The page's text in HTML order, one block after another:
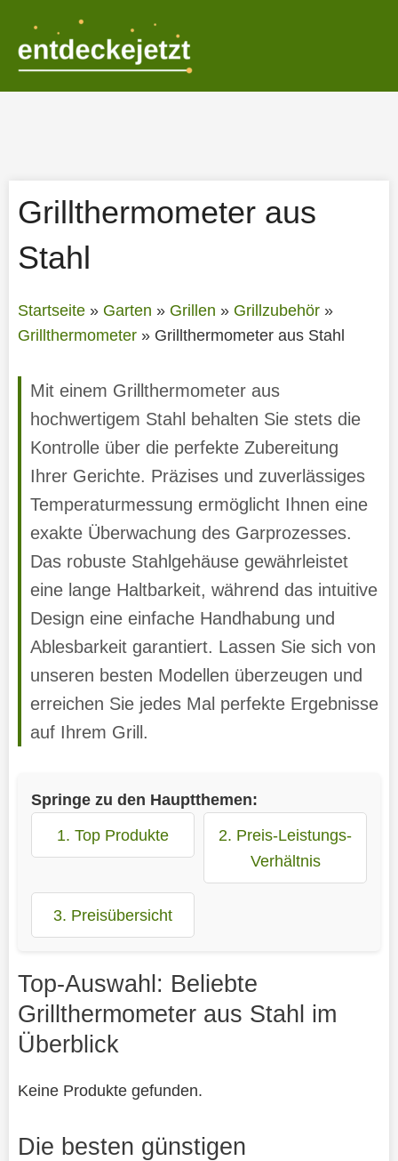
springen
Grillthermometer aus
Stahl
Startseite» Garten » Grillen » Grillzubehör»
Grillthermometer» Grillthermometer aus Stahl
Mit einem Grillthermometer aus
hochwertigem Stahl behalten Sie stets die
Kontrolle über die perfekte Zubereitung
Ihrer Gerichte. Präzises und zuverlässiges
Temperaturmessung ermöglicht Ihnen eine
exakte Überwachung des Garprozesses.
Das robuste Stahlgehäuse gewährleistet
eine lange Haltbarkeit, während das intuitive
Design eine einfache Handhabung und
Ablesbarkeit garantiert. Lassen Sie sich von
unseren besten Modellen überzeugen und
erreichen Sie jedes Mal perfekte Ergebnisse
auf Ihrem Grill.
Springe zu den Hauptthemen:
1. Top Produkte
2. Preis-Leistungs-
Verhältnis
3. Preisübersicht
Top-Auswahl: Beliebte
Grillthermometer aus Stahl im
Überblick
Keine Produkte gefunden.
Die besten günstigen